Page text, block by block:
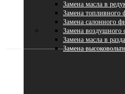
Замена масла в
Замена топливного
Замена салонного
Замена воздушного
Замена масла в
Замена